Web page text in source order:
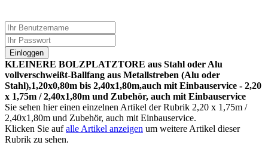
Einloggen
KLEINERE BOLZPLATZTORE aus Stahl oder Alu
vollverschweißt-Ballfang aus Metallstreben (Alu oder
Stahl),1,20x0,80m bis 2,40x1,80m,auch mit Einbauservice - 2,20
x 1,75m / 2,40x1,80m und Zubehör, auch mit Einbauservice
Sie sehen hier einen einzelnen Artikel der Rubrik 2,20 x 1,75m /
2,40x1,80m und Zubehör, auch mit Einbauservice.
Klicken Sie aufalle Artikel anzeigen um weitere Artikel dieser
Rubrik zu sehen.